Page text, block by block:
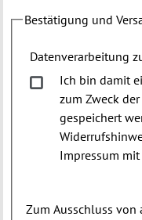
Bestätigung und
Datenverarbeitung
Ich bin damit
zum Zweck
gespeichert
Impressum
Zum Ausschluss